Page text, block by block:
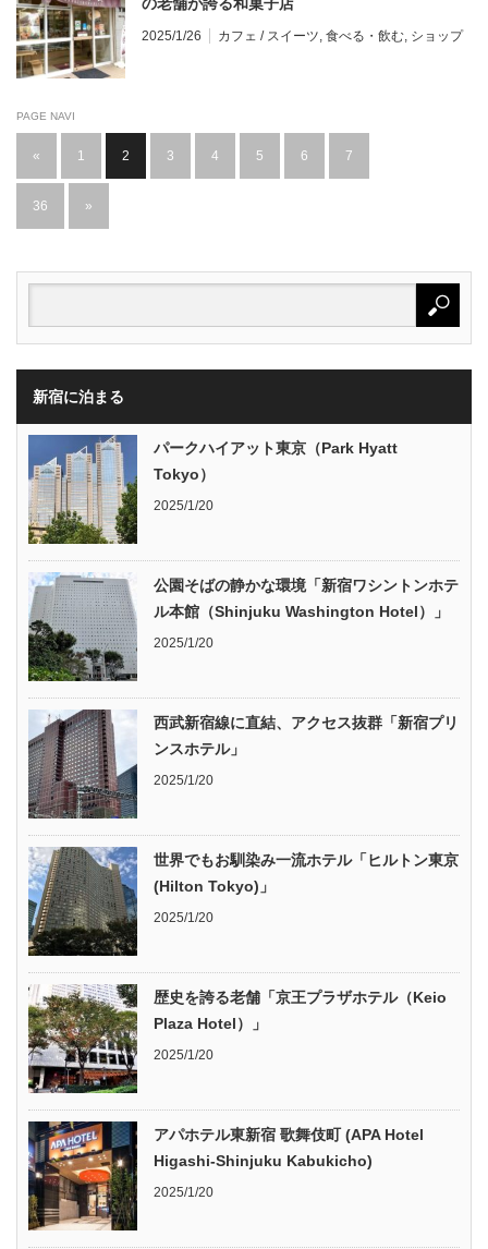
2025/1/26 カフェ / スイーツ, 食べる・飲む, ショップ
PAGE NAVI
« 1 2 3 4 5 6 7
36 »
新宿に泊まる
パークハイアット東京（Park Hyatt
Tokyo）
2025/1/20
公園そばの静かな環境「新宿ワシントンホテ
ル本館（Shinjuku Washington Hotel）」
2025/1/20
西武新宿線に直結、アクセス抜群「新宿プリ
ンスホテル」
2025/1/20
世界でもお馴染み一流ホテル「ヒルトン東京
(Hilton Tokyo)」
2025/1/20
歴史を誇る老舗「京王プラザホテル（Keio
Plaza Hotel）」
2025/1/20
アパホテル東新宿 歌舞伎町 (APA Hotel
Higashi-Shinjuku Kabukicho)
2025/1/20